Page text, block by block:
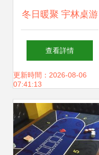
冬日暖聚 宇林桌游
12.11城市工廠主
題美食分享會，暢
享桌游與美味的雙
重盛宴
查看詳情
更新時間：2026-08-06
07:41:13